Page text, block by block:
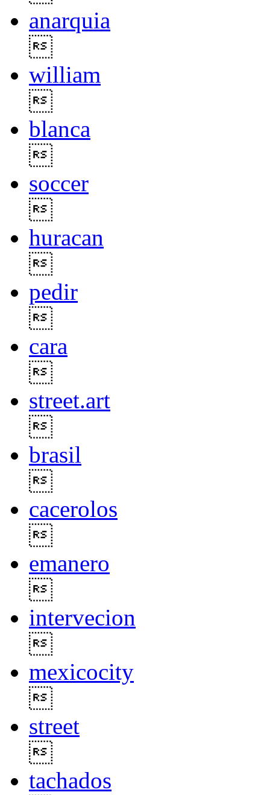
anarquia
william
blanca
soccer
huracan
pedir
cara
street.art
brasil
cacerolos
emanero
intervecion
mexicocity
street
tachados